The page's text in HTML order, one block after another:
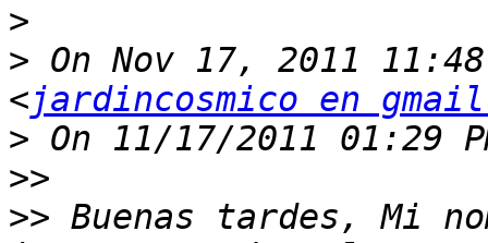
>
> On Nov 17, 2011
<jardincosmico en
>
>>
>> Buenas tardes, Mi